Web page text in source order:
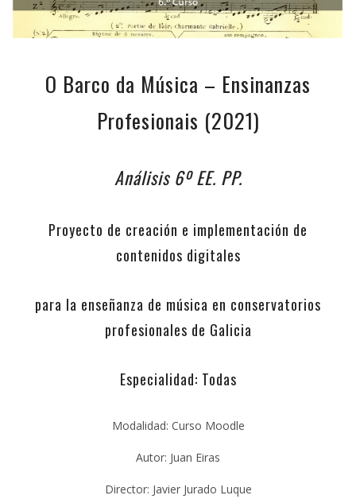
O Barco da Música – Ensinanzas
Profesionais (2021)
Análisis 6º EE. PP.
Proyecto de creación e implementación de
contenidos digitales
para la enseñanza de música en conservatorios
profesionales de Galicia
Especialidad: Todas
Modalidad: Curso Moodle
Autor: Juan Eiras
Director: Javier Jurado Luque